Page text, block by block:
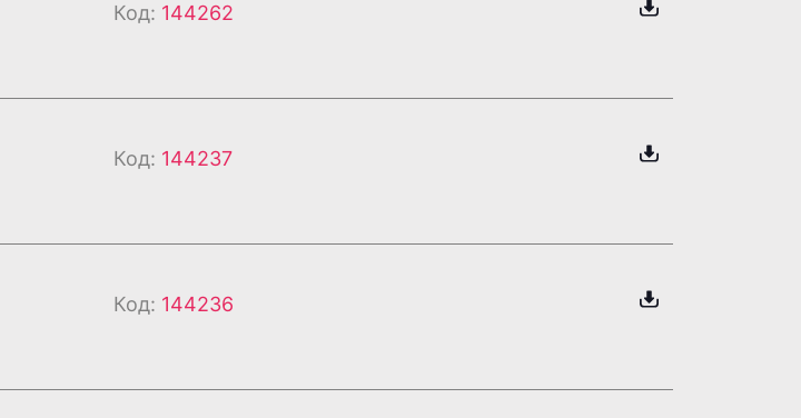
Код: 144262
Код: 144237
Код: 144236